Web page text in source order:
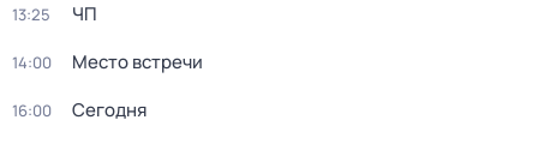
13:25 ЧП
14:00 Место встречи
16:00 Сегодня